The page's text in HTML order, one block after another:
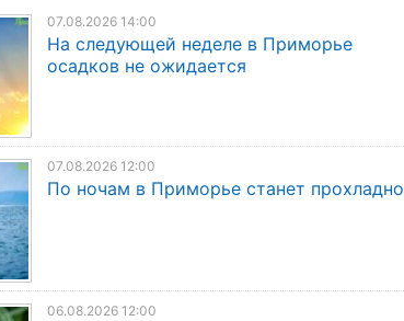
07.08.2026 14:00
На следующей неделе в Приморье
осадков не ожидается
07.08.2026 12:00
По ночам в Приморье станет прохладно
06.08.2026 12:00